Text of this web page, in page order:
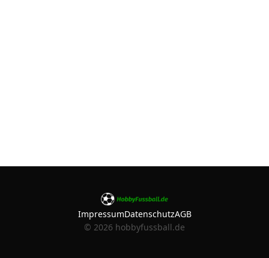
ImpressumDatenschutzAGB
© 2026 hobbyfussball.de